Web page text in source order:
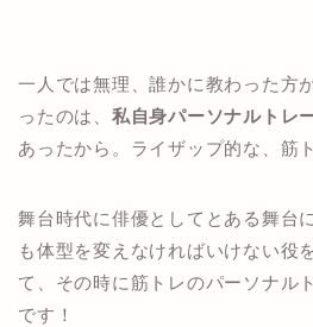
一人では無理、誰かに教わった方
ったのは、 私自身パーソナルトレ
あったから。ライザップ的な、筋
舞台時代に俳優としてとある舞台
も体型を変えなければいけない役
て、その時に筋トレのパーソナル
です！